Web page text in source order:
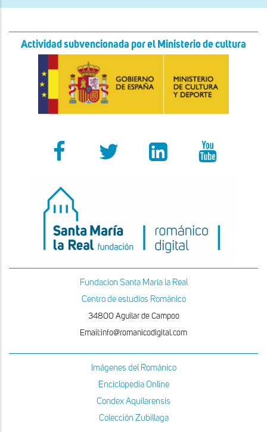
Actividad subvencionada por el Ministerio de cultura
Fundacion Santa Maria la Real
Centro de estudios Románico
34800 Aguilar de Campoo
Email:info@romanicodigital.com
Imágenes del Románico
Enciclopedia Online
Condex Aquilarensis
Colección Zubillaga